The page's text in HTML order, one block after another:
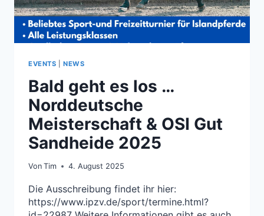
EVENTS |NEWS
Bald geht es los …
Norddeutsche
Meisterschaft & OSI Gut
Sandheide 2025
Von Tim 4. August 2025
Die Ausschreibung findet ihr hier:
https://www.ipzv.de/sport/termine.html?